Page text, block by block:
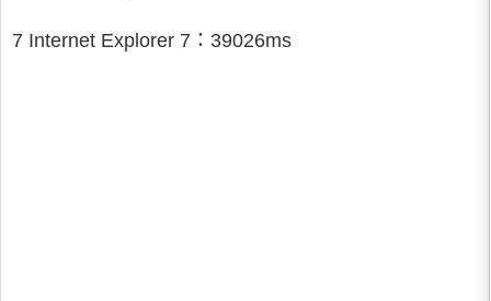
7 Internet Explorer 7：39026ms